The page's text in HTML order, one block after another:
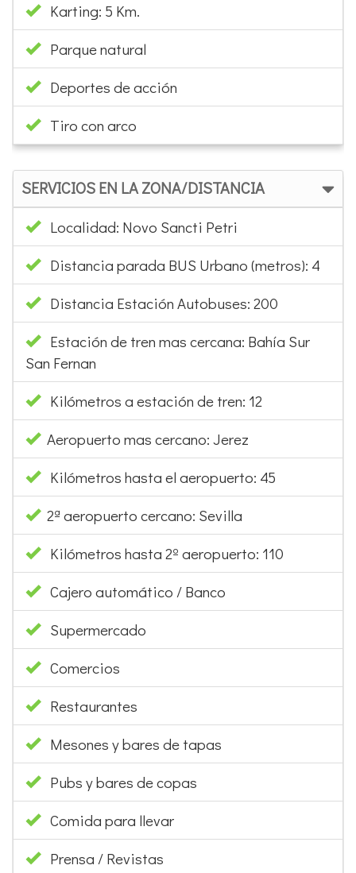
Karting: 5 Km.
Parque natural
Deportes de acción
Tiro con arco
SERVICIOS EN LA ZONA/DISTANCIA
Localidad: Novo Sancti Petri
Distancia parada BUS Urbano (metros): 4
Distancia Estación Autobuses: 200
Estación de tren mas cercana: Bahía Sur
San Fernan
Kilómetros a estación de tren: 12
Aeropuerto mas cercano: Jerez
Kilómetros hasta el aeropuerto: 45
2ª aeropuerto cercano: Sevilla
Kilómetros hasta 2º aeropuerto: 110
Cajero automático / Banco
Supermercado
Comercios
Restaurantes
Mesones y bares de tapas
Pubs y bares de copas
Comida para llevar
Prensa / Revistas